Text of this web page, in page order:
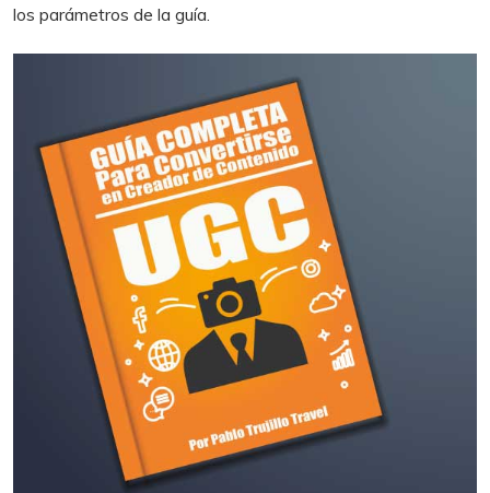
los parámetros de la guía.